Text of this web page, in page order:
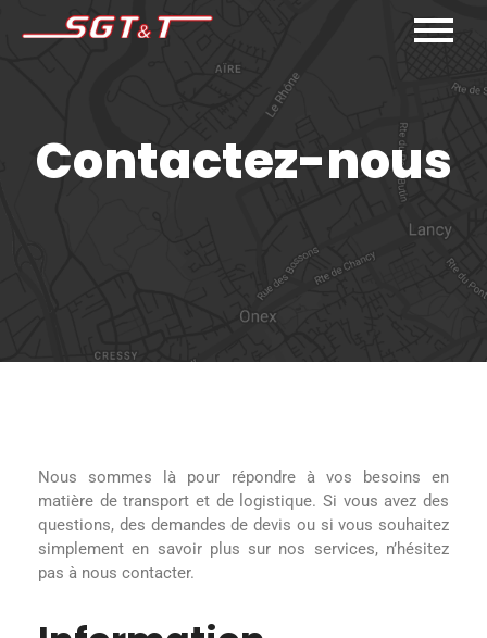
Contactez-nous
Nous sommes là pour répondre à vos besoins en
matière de transport et de logistique. Si vous avez des
questions, des demandes de devis ou si vous souhaitez
simplement en savoir plus sur nos services, n’hésitez
pas à nous contacter.